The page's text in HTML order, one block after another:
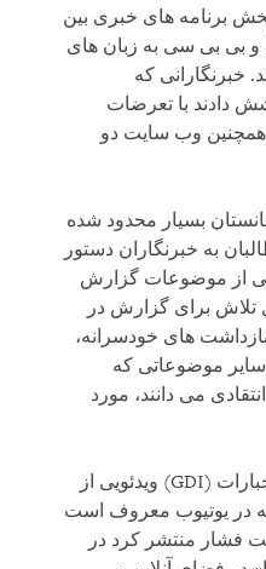
برنامه های خبری بین
و بی بی سی به زبان های
خبرنگارانی که
دادند با تعرضات
وب سایت دو
بسیار محدود شده
به خبرنگاران دستور
از موضوعات گزارش
تلاش برای گزارش در
های خودسرانه،
موضوعاتی که
می دانند، مورد
اداره عمومی استخبارات (GDI) ویدئویی از
در یوتیوب معروف است
فشار منتشر کرد در